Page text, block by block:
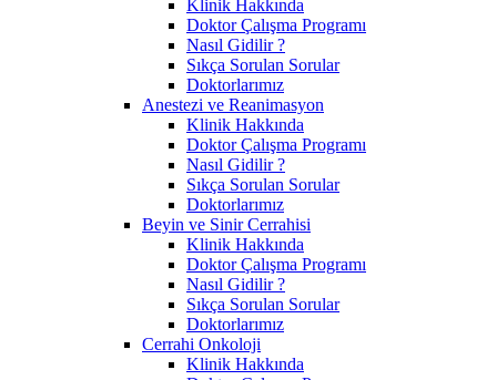
Klinik Hakkında
Doktor Çalışma Programı
Nasıl Gidilir ?
Sıkça Sorulan Sorular
Doktorlarımız
Anestezi ve Reanimasyon
Klinik Hakkında
Doktor Çalışma Programı
Nasıl Gidilir ?
Sıkça Sorulan Sorular
Doktorlarımız
Beyin ve Sinir Cerrahisi
Klinik Hakkında
Doktor Çalışma Programı
Nasıl Gidilir ?
Sıkça Sorulan Sorular
Doktorlarımız
Cerrahi Onkoloji
Klinik Hakkında